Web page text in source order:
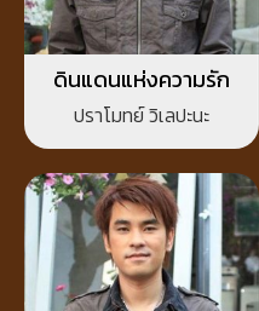
ดินแดนแห่งความรัก
ปราโมทย์ วิเลปะนะ